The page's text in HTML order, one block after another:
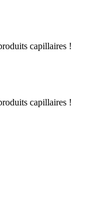
capillaires !
capillaires !